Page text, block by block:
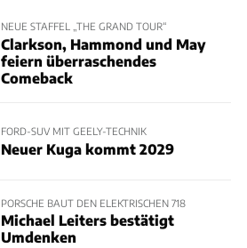
NEUE STAFFEL „THE GRAND TOUR“
Clarkson, Hammond und May
feiern überraschendes
Comeback
FORD-SUV MIT GEELY-TECHNIK
Neuer Kuga kommt 2029
PORSCHE BAUT DEN ELEKTRISCHEN 718
Michael Leiters bestätigt
Umdenken